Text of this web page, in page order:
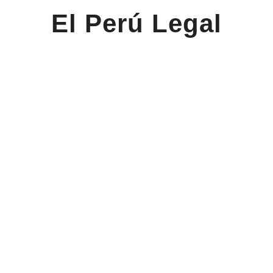
El Perú Legal